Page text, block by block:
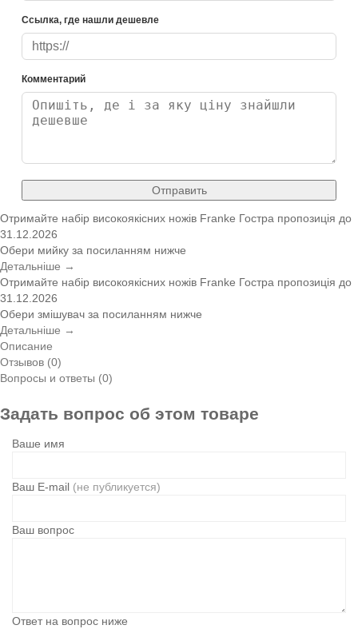
Ссылка, где нашли дешевле
Комментарий
Отправить
Отримайте набір високоякісних ножів Franke Гостра пропозиція до
31.12.2026
Обери мийку за посиланням нижче
Детальніше →
Отримайте набір високоякісних ножів Franke Гостра пропозиція до
31.12.2026
Обери змішувач за посиланням нижче
Детальніше →
Описание
Отзывов (0)
Вопросы и ответы (0)
Задать вопрос об этом товаре
Ваше имя
Ваш E-mail (не публикуется)
Ваш вопрос
Ответ на вопрос ниже